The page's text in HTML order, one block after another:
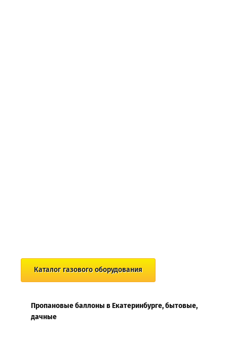
Каталог газового оборудования
Пропановые баллоны в Екатеринбурге, бытовые,
дачные